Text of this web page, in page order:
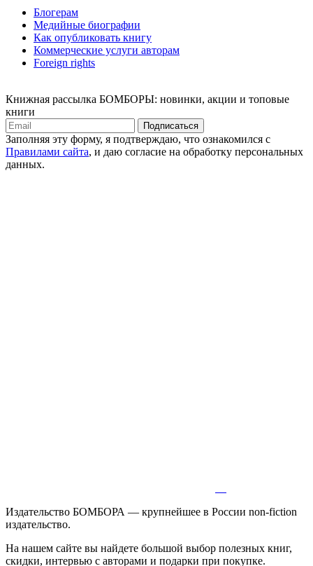
Блогерам
Медийные биографии
Как опубликовать книгу
Коммерческие услуги авторам
Foreign rights
Книжная рассылка БОМБОРЫ: новинки, акции и топовые
книги
Подписаться
Заполняя эту форму, я подтверждаю, что ознакомился с
Правилами сайта, и даю согласие на обработку персональных
данных.
Издательство БОМБОРА — крупнейшее в России non-fiction
издательство.
На нашем сайте вы найдете большой выбор полезных книг,
скидки, интервью с авторами и подарки при покупке.